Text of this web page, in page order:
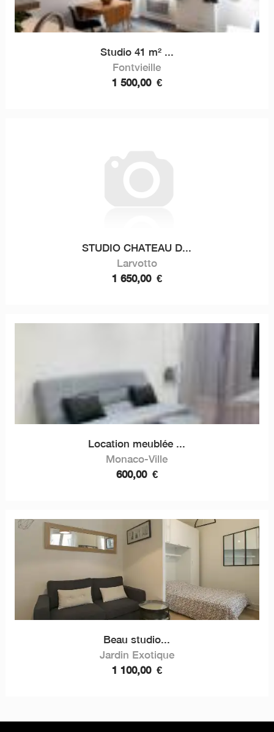
Studio 41 m² ...
Fontvieille
1 500,00 €
STUDIO CHATEAU D...
Larvotto
1 650,00 €
Location meublée ...
Monaco-Ville
600,00 €
Beau studio...
Jardin Exotique
1 100,00 €